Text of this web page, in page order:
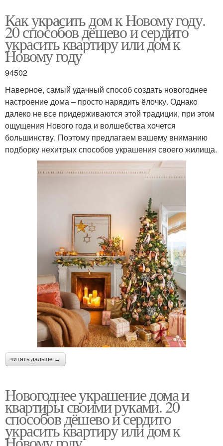
Как украсить дом к Новому году.
20 способов дёшево и сердито
украсить квартиру или дом к
Новому году
94502
Наверное, самый удачный способ создать новогоднее
настроение дома – просто нарядить ёлочку. Однако
далеко не все придерживаются этой традиции, при этом
ощущения Нового года и волшебства хочется
большинству. Поэтому предлагаем вашему вниманию
подборку нехитрых способов украшения своего жилища.
читать дальше →
Новогоднее украшение дома и
квартиры своими руками. 20
способов дёшево и сердито
украсить квартиру или дом к